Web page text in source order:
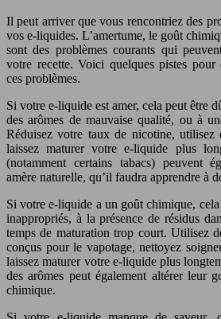
Il peut arriver que vous rencontriez des
vos e-liquides. L’amertume, le goût
sont des problèmes courants qui
votre recette. Voici quelques pistes pour
ces problèmes.
Si votre e-liquide est amer, cela peut être
des arômes de mauvaise qualité, ou à
Réduisez votre taux de nicotine, utilisez
laissez maturer votre e-liquide plus
(notamment certains tabacs) peuvent
amère naturelle, qu’il faudra apprendre à
Si votre e-liquide a un goût chimique, cela
inappropriés, à la présence de résidus
temps de maturation trop court. Utilisez
conçus pour le vapotage, nettoyez
laissez maturer votre e-liquide plus
des arômes peut également altérer leur
chimique.